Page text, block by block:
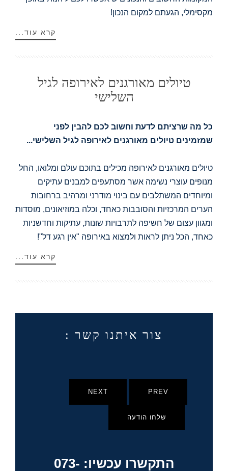
מקסימלי, הגעתם למקום הנכון!
קרא עוד...
טיולים מאורגנים לאירופה לגיל
השלישי
כל מה שרציתם לדעת וחשוב לכם להבין לפני
שמזמינים טיולים מאורגנים לאירופה לגיל השלישי...
טיולים מאורגנים לאירופה מכילים בתוכם עולם ומלואו, החל
מנופים עוצרי נשימה אשר מסתעפים למבנים עתיקים
ומיוחדים המשתלבים עם בינוי מודרני ומרהיב ברחובות
הערים המרכזיות והסובבות כאחד, וכלה במוזיאונים, מוסדות
ומגוון עצום של חשיפה לתרבויות שונות, עתיקות וחדשניות
כאחד, הכל ניתן לראות ולמצוא באירופה "אין רגע דל"!
קרא עוד...
צור איתנו קשר :
PREV
NEXT
שלחו הודעה
התקשרו עכשיו: 073-